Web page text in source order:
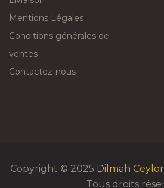
Mentions Légales
Conditions générales de
ventes
Contactez-nous
Copyright © 2025 Dilmah
Tous droits